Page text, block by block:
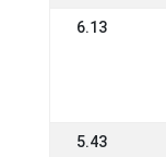
6.13
5.43